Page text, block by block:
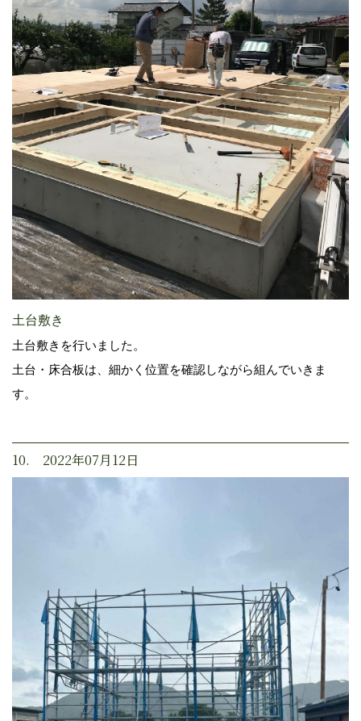
土台敷き
土台敷きを行いました。
土台・床合板は、細かく位置を確認しながら組んでいきま
す。
10. 2022年07月12日